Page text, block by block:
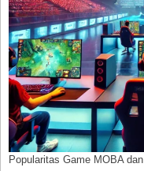
Popularitas Game MOBA